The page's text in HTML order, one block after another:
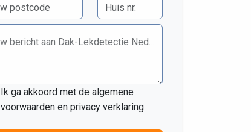
Uw bericht aan Dak-Lekdetectie Nederland B.V.
Ik ga akkoord met de algemene
voorwaarden en privacy verklaring